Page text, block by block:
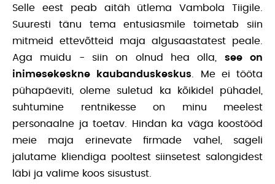
Selle eest peab aitäh ütlema Vambola Tiigile.
Suuresti tänu tema entusiasmile toimetab siin
mitmeid ettevõtteid maja algusaastatest peale.
Aga muidu - siin on olnud hea olla, see on
inimesekeskne kaubanduskeskus . Me ei tööta
pühapäeviti, oleme suletud ka kõikidel pühadel,
suhtumine rentnikesse on minu meelest
personaalne ja toetav. Hindan ka väga koostööd
meie maja erinevate firmade vahel, sageli
jalutame kliendiga pooltest siinsetest salongidest
läbi ja valime koos sisustust.